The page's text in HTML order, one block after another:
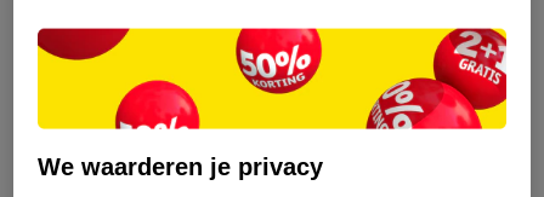
We waarderen je privacy